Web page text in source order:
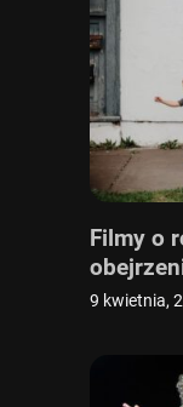
Filmy o
9 kwietnia,